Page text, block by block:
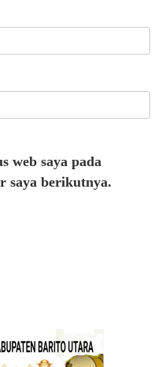
web saya pada
saya berikutnya.